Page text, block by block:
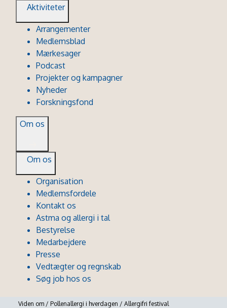
Aktiviteter
Arrangementer
Medlemsblad
Mærkesager
Podcast
Projekter og kampagner
Nyheder
Forskningsfond
Om os
Om os
Organisation
Medlemsfordele
Kontakt os
Astma og allergi i tal
Bestyrelse
Medarbejdere
Presse
Vedtægter og regnskab
Søg job hos os
Viden om / Pollenallergi i hverdagen / Allergifri festival